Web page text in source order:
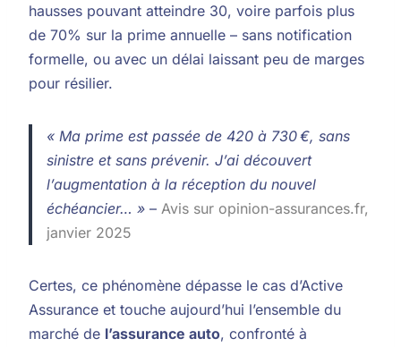
hausses pouvant atteindre 30, voire parfois plus
de 70% sur la prime annuelle – sans notification
formelle, ou avec un délai laissant peu de marges
pour résilier.
« Ma prime est passée de 420 à 730 €, sans
sinistre et sans prévenir. J’ai découvert
l’augmentation à la réception du nouvel
échéancier… » – Avis sur opinion-assurances.fr,
janvier 2025
Certes, ce phénomène dépasse le cas d’Active
Assurance et touche aujourd’hui l’ensemble du
marché de l’assurance auto, confronté à